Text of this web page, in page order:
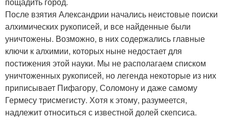
После взятия Александрии начались неистовые поиски
алхимических рукописей, и все найденные были
уничтожены. Возможно, в них содержались главные
ключи к алхимии, которых ныне недостает для
постижения этой науки. Мы не располагаем списком
уничтоженных рукописей, но легенда некоторые из них
приписывает Пифагору, Соломону и даже самому
Гермесу трисмегисту. Хотя к этому, разумеется,
надлежит относиться с известной долей скепсиса.